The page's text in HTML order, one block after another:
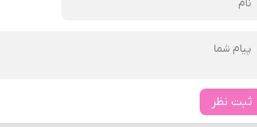
ثبت نظر